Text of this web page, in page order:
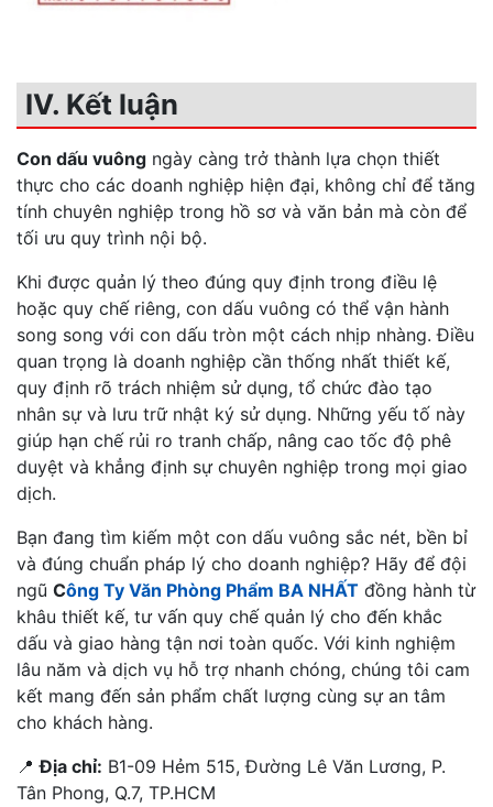
IV. Kết luận
Con dấu vuông ngày càng trở thành lựa chọn thiết
thực cho các doanh nghiệp hiện đại, không chỉ để tăng
tính chuyên nghiệp trong hồ sơ và văn bản mà còn để
tối ưu quy trình nội bộ.
Khi được quản lý theo đúng quy định trong điều lệ
hoặc quy chế riêng, con dấu vuông có thể vận hành
song song với con dấu tròn một cách nhịp nhàng. Điều
quan trọng là doanh nghiệp cần thống nhất thiết kế,
quy định rõ trách nhiệm sử dụng, tổ chức đào tạo
nhân sự và lưu trữ nhật ký sử dụng. Những yếu tố này
giúp hạn chế rủi ro tranh chấp, nâng cao tốc độ phê
duyệt và khẳng định sự chuyên nghiệp trong mọi giao
dịch.
Bạn đang tìm kiếm một con dấu vuông sắc nét, bền bỉ
và đúng chuẩn pháp lý cho doanh nghiệp? Hãy để đội
ngũ Công Ty Văn Phòng Phẩm BA NHẤT đồng hành từ
khâu thiết kế, tư vấn quy chế quản lý cho đến khắc
dấu và giao hàng tận nơi toàn quốc. Với kinh nghiệm
lâu năm và dịch vụ hỗ trợ nhanh chóng, chúng tôi cam
kết mang đến sản phẩm chất lượng cùng sự an tâm
cho khách hàng.
📍Địa chỉ: B1-09 Hẻm 515, Đường Lê Văn Lương, P.
Tân Phong, Q.7, TP.HCM